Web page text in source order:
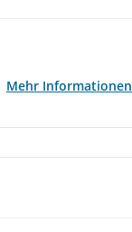
Mehr Informationen